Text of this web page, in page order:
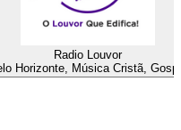
Radio Louvor
Horizonte, Música Cristã,